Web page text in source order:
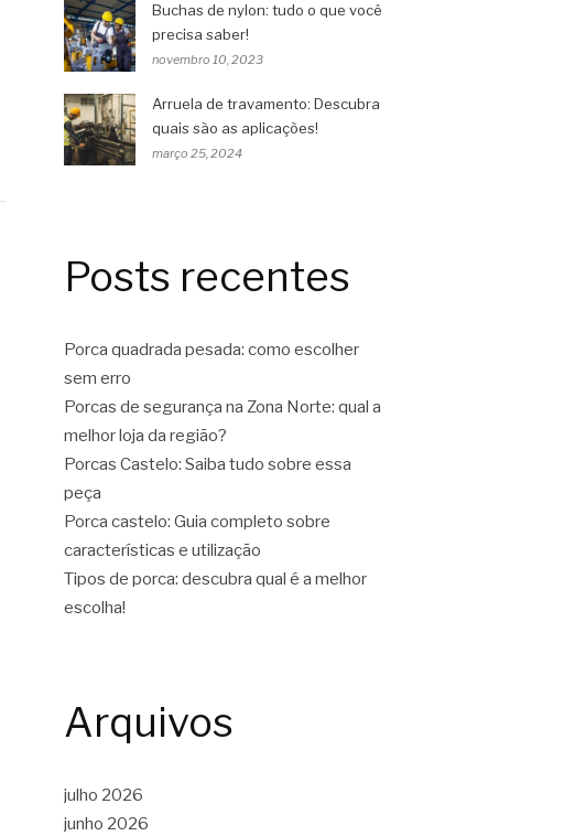
Buchas de nylon: tudo o que você
precisa saber!
novembro 10, 2023
Arruela de travamento: Descubra
quais são as aplicações!
março 25, 2024
Posts recentes
Porca quadrada pesada: como escolher
sem erro
Porcas de segurança na Zona Norte: qual a
melhor loja da região?
Porcas Castelo: Saiba tudo sobre essa
peça
Porca castelo: Guia completo sobre
características e utilização
Tipos de porca: descubra qual é a melhor
escolha!
Arquivos
julho 2026
junho 2026